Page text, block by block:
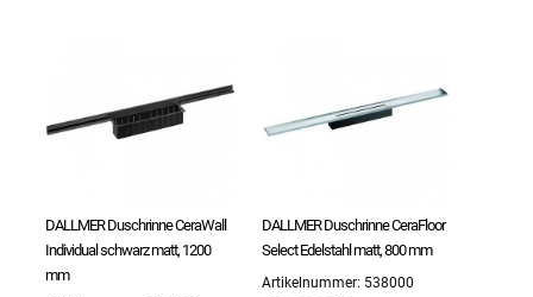
DALLMER Duschrinne CeraWall
Individual schwarz matt, 1200
mm
DALLMER Duschrinne CeraFloor
Select Edelstahl matt, 800 mm
Artikelnummer: 538000